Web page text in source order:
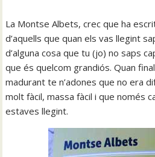
La Montse Albets, crec que ha
d’aquells que quan els vas llegint
d’alguna cosa que tu (jo) no saps
que és quelcom grandiós. Quan
madurant te n’adones que no era
molt fàcil, massa fàcil i que només
estaves llegint.